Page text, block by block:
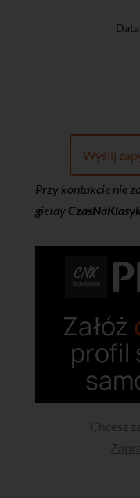
Wyślij
Przy kontakcie nie
giełdy
Chcesz